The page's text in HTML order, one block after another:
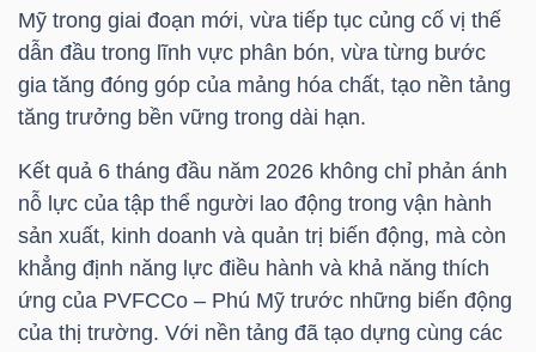
Mỹ trong giai đoạn mới, vừa tiếp tục củng cố vị thế
dẫn đầu trong lĩnh vực phân bón, vừa từng bước
gia tăng đóng góp của mảng hóa chất, tạo nền tảng
tăng trưởng bền vững trong dài hạn.
Kết quả 6 tháng đầu năm 2026 không chỉ phản ánh
nỗ lực của tập thể người lao động trong vận hành
sản xuất, kinh doanh và quản trị biến động, mà còn
khẳng định năng lực điều hành và khả năng thích
ứng của PVFCCo – Phú Mỹ trước những biến động
của thị trường. Với nền tảng đã tạo dựng cùng các
YẾU
DÙNG
THIẾT
YẾU